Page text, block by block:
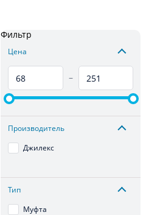
Фильтр
Цена
–
Производитель
Джилекс
Тип
Муфта